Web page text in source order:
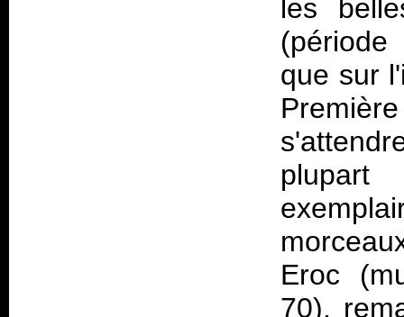
les
que sur
plupart
Eroc
70),